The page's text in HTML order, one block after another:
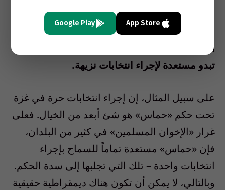
ملاءمة هو السعي لإرساء الاستقرار استناداً إلى
النفوذ الأمريكي.
إن الديمقراطية غير ملائمة في
المنطقة في الوقت الراهن لأن البلدان العربية لا
تبدو مستعدة لإجراء انتخابات نزيهة.
على سبيل المثال، إن إجراء انتخابات حرة في غزة
تحت حكم «حماس» هو شئ أبعد من الخيال. فعلى
غرار «الإخوان المسلمين» في كثير من البلدان،
فإن «حماس» مستعدة تماماً للسماح بإجراء
انتخابات واحدة – تلك التي تجلبها إلى سدة الحكم.
وبالتالي، لا يمكن أن تكون هناك ديمقراطية حقيقية
App Store
Google Play